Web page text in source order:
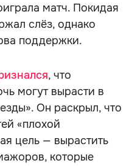
матч. Покидая
слёз, однако
поддержки.
, что
могут вырасти в
Он раскрыл, что
«плохой
цель — вырастить
которые